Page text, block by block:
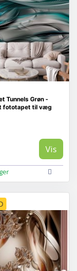
Tunnels Grøn -
fototapet til væg
Vis